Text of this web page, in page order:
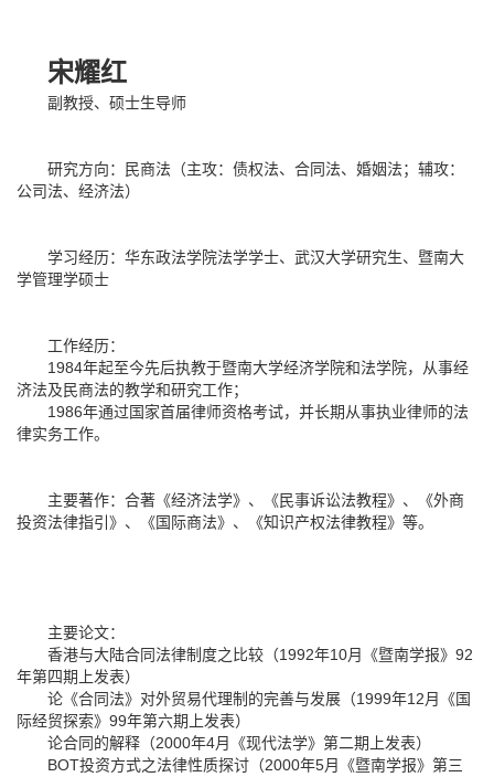
宋耀红
副教授、硕士生导师
研究方向：民商法（主攻：债权法、合同法、婚姻法；辅攻：
公司法、经济法）
学习经历：华东政法学院法学学士、武汉大学研究生、暨南大
学管理学硕士
工作经历：
1984年起至今先后执教于暨南大学经济学院和法学院，从事经
济法及民商法的教学和研究工作；
1986年通过国家首届律师资格考试，并长期从事执业律师的法
律实务工作。
主要著作：合著《经济法学》、《民事诉讼法教程》、《外商
投资法律指引》、《国际商法》、《知识产权法律教程》等。
主要论文：
香港与大陆合同法律制度之比较（1992年10月《暨南学报》92
年第四期上发表）
论《合同法》对外贸易代理制的完善与发展（1999年12月《国
际经贸探索》99年第六期上发表）
论合同的解释（2000年4月《现代法学》第二期上发表）
BOT投资方式之法律性质探讨（2000年5月《暨南学报》第三